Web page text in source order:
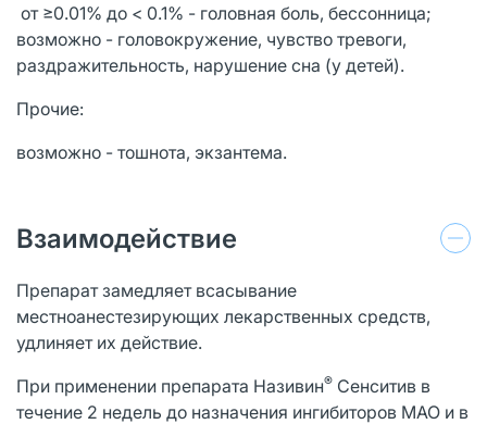
от ≥0.01% до < 0.1% - головная боль, бессонница;
возможно - головокружение, чувство тревоги,
раздражительность, нарушение сна (у детей).
Прочие:
возможно - тошнота, экзантема.
Взаимодействие
Препарат замедляет всасывание
местноанестезирующих лекарственных средств,
удлиняет их действие.
При применении препарата Називин® Сенситив в
течение 2 недель до назначения ингибиторов МАО и в